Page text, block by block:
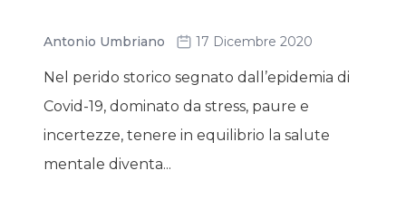
Antonio Umbriano 17 Dicembre 2020
Nel perido storico segnato dall’epidemia di
Covid-19, dominato da stress, paure e
incertezze, tenere in equilibrio la salute
mentale diventa...